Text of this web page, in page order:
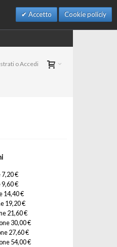
Accetto Cookie policiy
o Accedi
€
€
14,40 €
19,20 €
21,60 €
30,00 €
27,60 €
54,00 €